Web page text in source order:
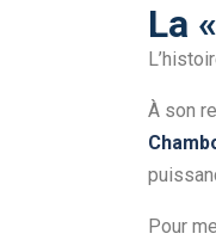
La
À son
Pour